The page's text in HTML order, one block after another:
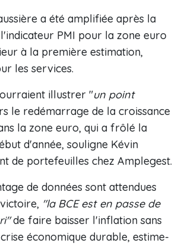
a été amplifiée après la
PMI pour la zone euro
à la première estimation,
les services.
illustrer "un point
le redémarrage de la croissance
la zone euro, qui a frôlé la
d'année, souligne Kévin
de portefeuilles chez Amplegest.
de données sont attendues
"la BCE est en passe de
de faire baisser l'inflation sans
économique durable, estime-